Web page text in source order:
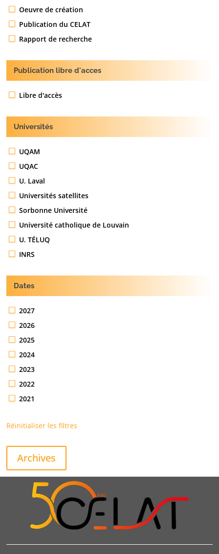
Oeuvre de création
Publication du CELAT
Rapport de recherche
Publication libre d'acces
Libre d'accès
Universités
UQAM
UQAC
U. Laval
Universités satellites
Sorbonne Université
Université catholique de Louvain
U. TÉLUQ
INRS
Dates
2027
2026
2025
2024
2023
2022
2021
Réinitialiser les filtres
Archives